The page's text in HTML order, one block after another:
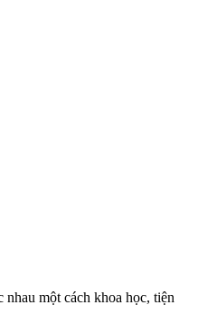
một cách khoa học, tiện